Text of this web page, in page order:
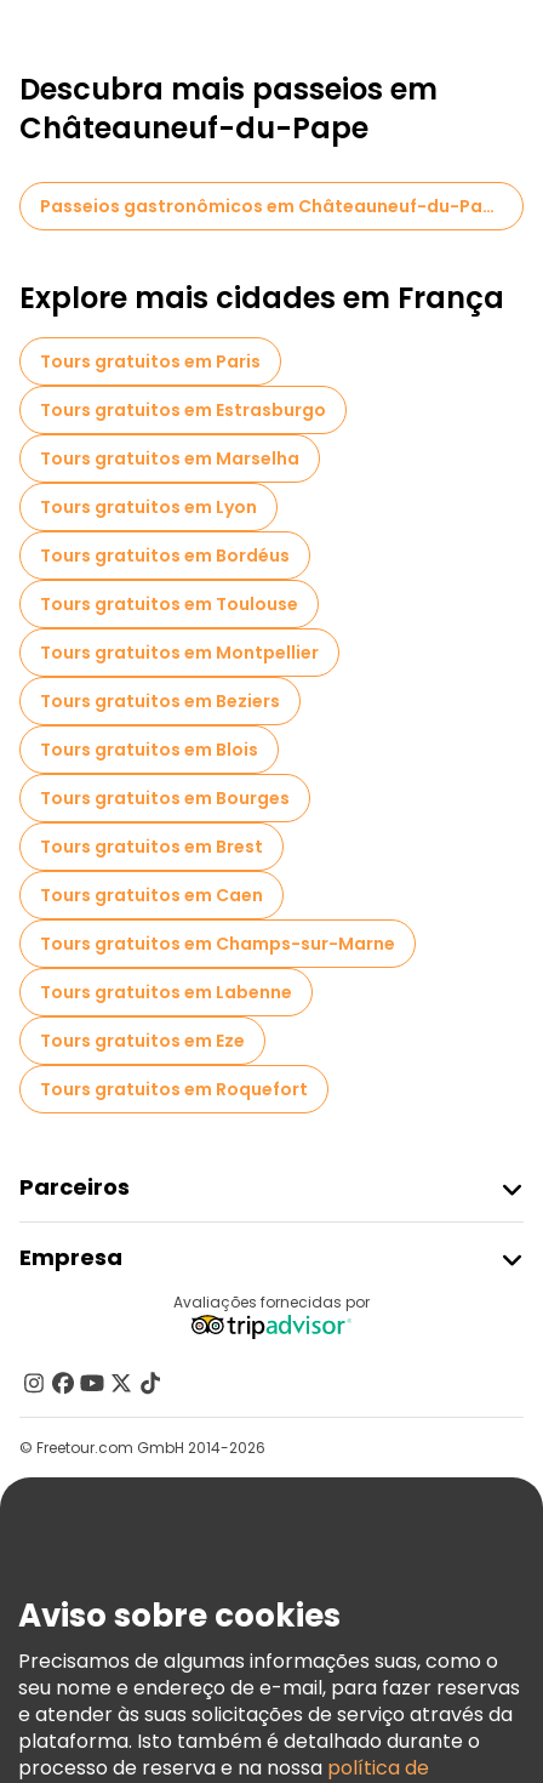
Descubra mais passeios em
Châteauneuf-du-Pape
Passeios gastronômicos em Châteauneuf-du-Pape
Explore mais cidades em França
Tours gratuitos em Paris
Tours gratuitos em Estrasburgo
Tours gratuitos em Marselha
Tours gratuitos em Lyon
Tours gratuitos em Bordéus
Tours gratuitos em Toulouse
Tours gratuitos em Montpellier
Tours gratuitos em Beziers
Tours gratuitos em Blois
Tours gratuitos em Bourges
Tours gratuitos em Brest
Tours gratuitos em Caen
Tours gratuitos em Champs-sur-Marne
Tours gratuitos em Labenne
Tours gratuitos em Eze
Tours gratuitos em Roquefort
Parceiros
Registo Do Fornecedor
Programa De Afiliados
Empresa
Contacte-Nos
Grupos
Ajuda
Termos E Informações Legais
Política De Cookies
Freetour Prémios
Programa De Fidelidade
Avaliações fornecidas por
© Freetour.com GmbH 2014-2026
Aviso sobre cookies
Precisamos de algumas informações suas, como o
seu nome e endereço de e-mail, para fazer reservas
e atender às suas solicitações de serviço através da
plataforma. Isto também é detalhado durante o
processo de reserva e na nossa política de